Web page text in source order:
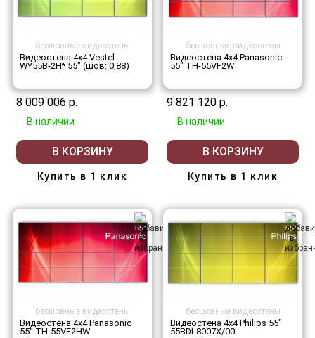
бесшовные видеостены
Видеостена 4x4 Vestel
WY55B-2H* 55" (шов: 0,88)
8 009 006 р.
В наличии
В КОРЗИНУ
Купить в 1 клик
бесшовные видеостены
Видеостена 4x4 Panasonic
55" TH-55VF2W
9 821 120 р.
В наличии
В КОРЗИНУ
Купить в 1 клик
бесшовные видеостены
Видеостена 4x4 Panasonic
55" TH-55VF2HW
бесшовные видеостены
Видеостена 4x4 Philips 55"
55BDL8007X/00